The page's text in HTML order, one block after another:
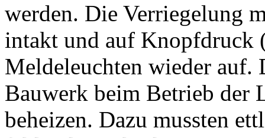
werden. Die Verriegelung
intakt und auf Knopfdruck
Meldeleuchten wieder auf.
Bauwerk beim Betrieb der
beheizen. Dazu mussten